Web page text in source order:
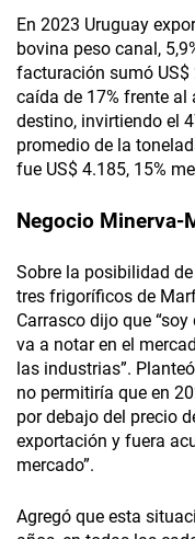
En 2023 Uruguay
bovina peso canal,
facturación sumó
caída de 17% frente
destino, invirtiendo el
promedio de la
fue US$ 4.185, 15%
Negocio Minerva-
Sobre la posibilidad
tres frigoríficos de
Carrasco dijo que
va a notar en el
las industrias”.
no permitiría que en
por debajo del precio
exportación y fuera
mercado”.
Agregó que esta